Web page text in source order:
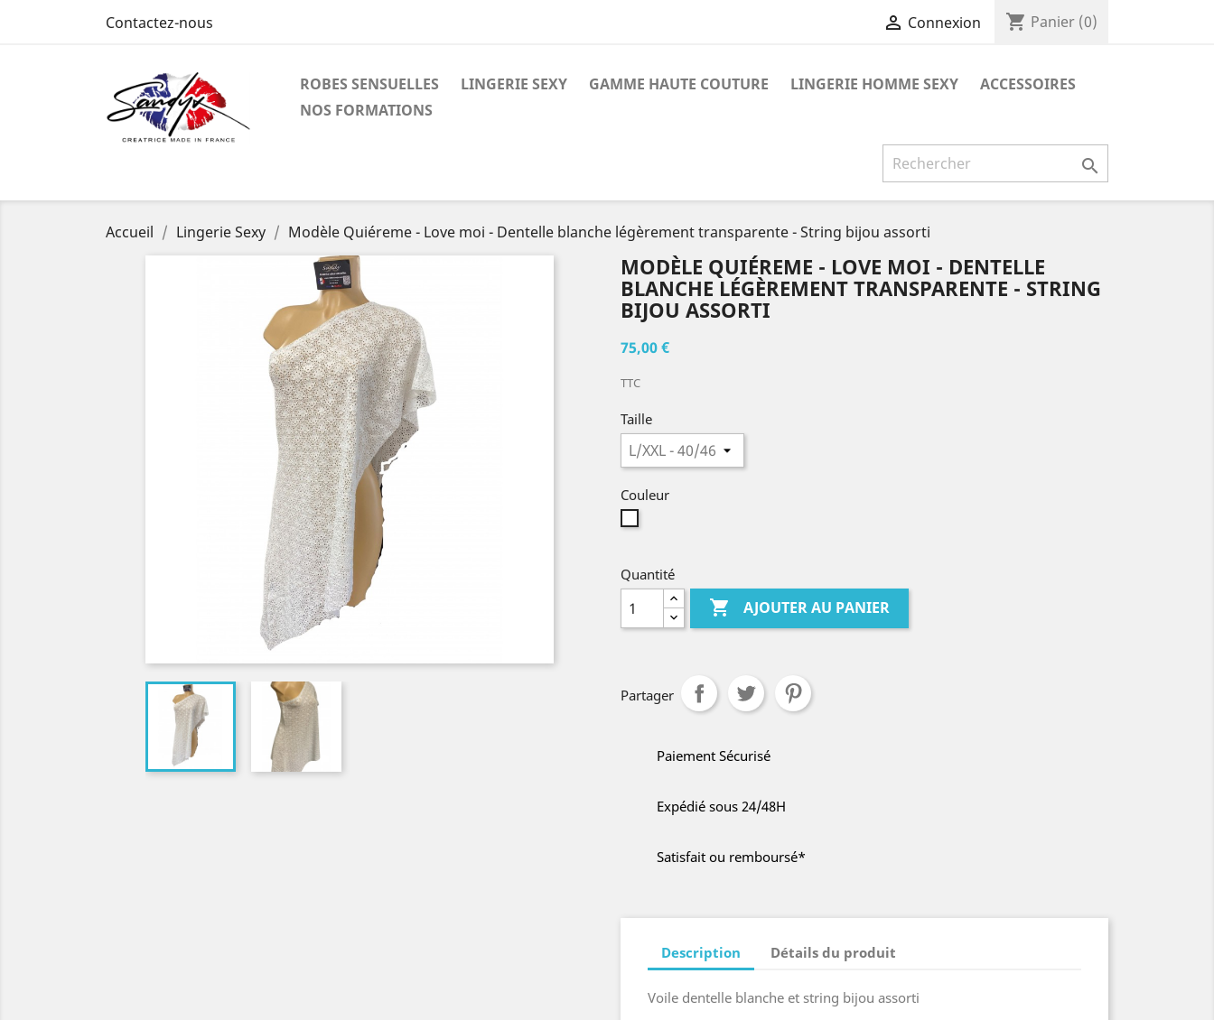
Contactez-nous  Connexion shopping_cart Panier (0)
ROBES SENSUELLES LINGERIE SEXY GAMME HAUTE COUTURE LINGERIE HOMME SEXY
ACCESSOIRES
NOS FORMATIONS

Accueil Lingerie Sexy Modèle Quiéreme - Love moi - Dentelle blanche légèrement transparente - String bijou assorti
MODÈLE QUIÉREME - LOVE MOI - DENTELLE
BLANCHE LÉGÈREMENT TRANSPARENTE - STRING
BIJOU ASSORTI
75,00 €
TTC
Taille
Couleur
Quantité
 AJOUTER AU PANIER
Partager
Paiement Sécurisé
Expédié sous 24/48H
Satisfait ou remboursé*
Description Détails du produit
Voile dentelle blanche et string bijou assorti